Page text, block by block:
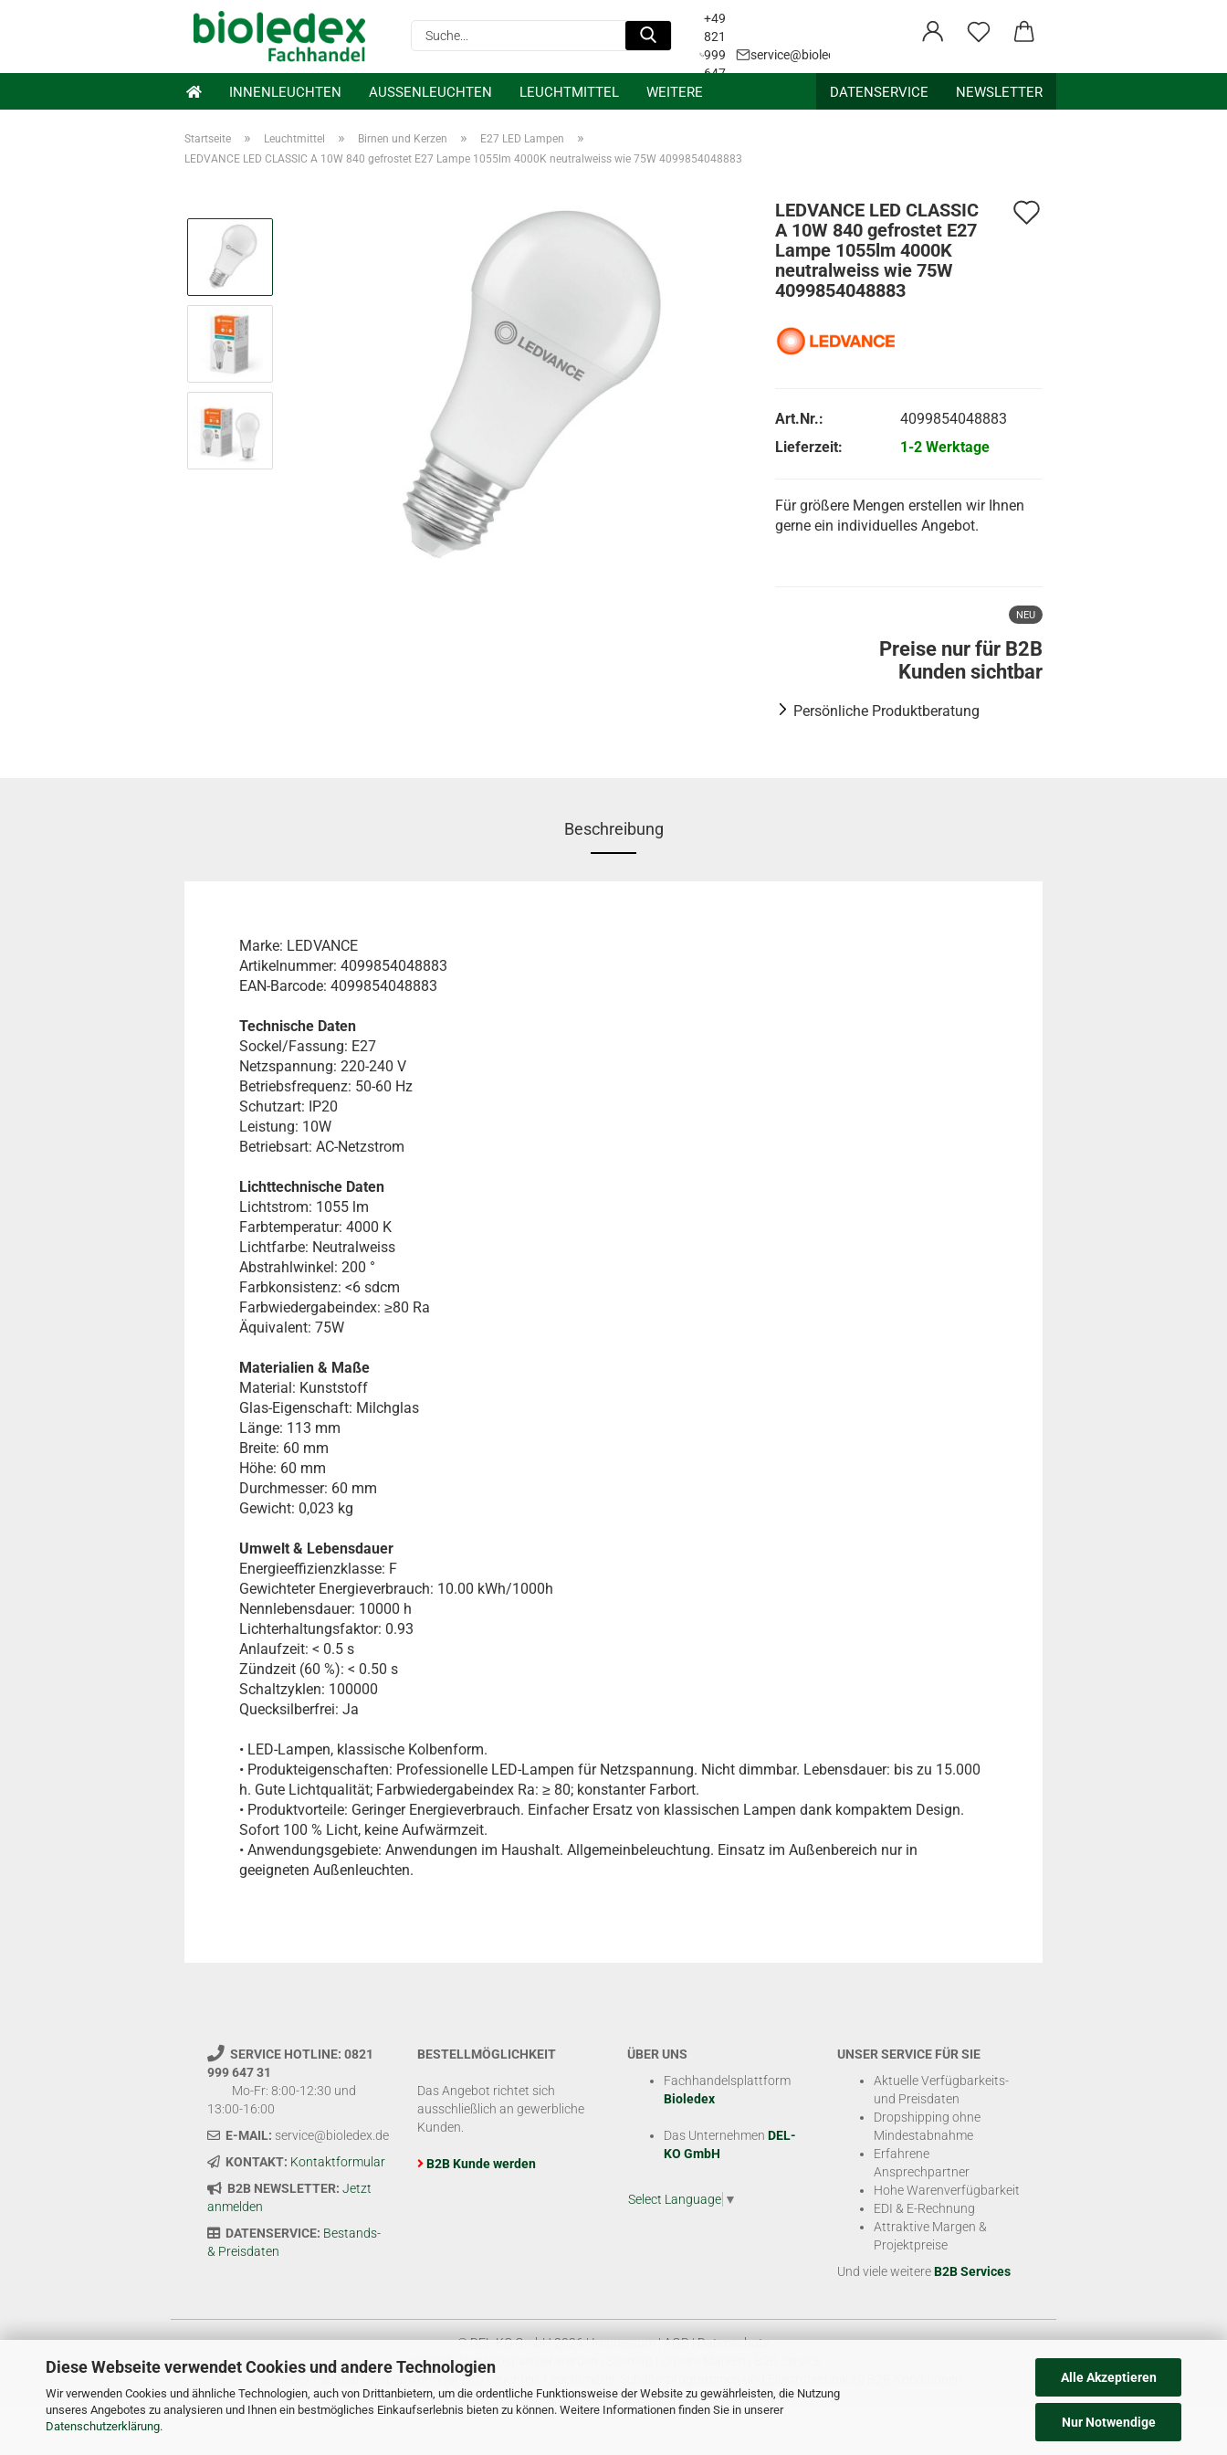
Diese Webseite verwendet Cookies und andere Technologien
Wir verwenden Cookies und ähnliche Technologien, auch von Drittanbietern, um die ordentliche Funktionsweise der Website zu gewährleisten, die Nutzung
unseres Angebotes zu analysieren und Ihnen ein bestmögliches Einkaufserlebnis bieten zu können. Weitere Informationen finden Sie in unserer
Datenschutzerklärung.
Alle Akzeptieren
Nur Notwendige
Suche...
+49
821
999
647
service@bioledex.de
INNENLEUCHTEN AUSSENLEUCHTEN LEUCHTMITTEL DATENSERVICE NEWSLETTER
WEITERE
Startseite » Leuchtmittel » Birnen und Kerzen » E27 LED Lampen »
LEDVANCE LED CLASSIC A 10W 840 gefrostet E27 Lampe 1055lm 4000K neutralweiss wie 75W 4099854048883
LEDVANCE LED CLASSIC
A 10W 840 gefrostet E27
Lampe 1055lm 4000K
neutralweiss wie 75W
4099854048883
Art.Nr.:
4099854048883
Lieferzeit:
1-2 Werktage
Für größere Mengen erstellen wir Ihnen
gerne ein individuelles Angebot.
NEU
Preise nur für B2B
Kunden sichtbar
Persönliche Produktberatung
Beschreibung
Marke: LEDVANCE
Artikelnummer: 4099854048883
EAN-Barcode: 4099854048883
Technische Daten
Sockel/Fassung: E27
Netzspannung: 220-240 V
Betriebsfrequenz: 50-60 Hz
Schutzart: IP20
Leistung: 10W
Betriebsart: AC-Netzstrom
Lichttechnische Daten
Lichtstrom: 1055 lm
Farbtemperatur: 4000 K
Lichtfarbe: Neutralweiss
Abstrahlwinkel: 200 °
Farbkonsistenz: <6 sdcm
Farbwiedergabeindex: ≥80 Ra
Äquivalent: 75W
Materialien & Maße
Material: Kunststoff
Glas-Eigenschaft: Milchglas
Länge: 113 mm
Breite: 60 mm
Höhe: 60 mm
Durchmesser: 60 mm
Gewicht: 0,023 kg
Umwelt & Lebensdauer
Energieeffizienzklasse: F
Gewichteter Energieverbrauch: 10.00 kWh/1000h
Nennlebensdauer: 10000 h
Lichterhaltungsfaktor: 0.93
Anlaufzeit: < 0.5 s
Zündzeit (60 %): < 0.50 s
Schaltzyklen: 100000
Quecksilberfrei: Ja
• LED-Lampen, klassische Kolbenform.
• Produkteigenschaften: Professionelle LED-Lampen für Netzspannung. Nicht dimmbar. Lebensdauer: bis zu 15.000
h. Gute Lichtqualität; Farbwiedergabeindex Ra: ≥ 80; konstanter Farbort.
• Produktvorteile: Geringer Energieverbrauch. Einfacher Ersatz von klassischen Lampen dank kompaktem Design.
Sofort 100 % Licht, keine Aufwärmzeit.
• Anwendungsgebiete: Anwendungen im Haushalt. Allgemeinbeleuchtung. Einsatz im Außenbereich nur in
geeigneten Außenleuchten.
SERVICE HOTLINE: 0821
999 647 31
Mo-Fr: 8:00-12:30 und
13:00-16:00
E-MAIL: service@bioledex.de
KONTAKT: Kontaktformular
B2B NEWSLETTER: Jetzt
anmelden
DATENSERVICE: Bestands-
& Preisdaten
BESTELLMÖGLICHKEIT
Das Angebot richtet sich
ausschließlich an gewerbliche
Kunden.
B2B Kunde werden
ÜBER UNS
Fachhandelsplattform
Bioledex
Das Unternehmen DEL-
KO GmbH
Select Language ▼
UNSER SERVICE FÜR SIE
Aktuelle Verfügbarkeits-
und Preisdaten
Dropshipping ohne
Mindestabnahme
Erfahrene
Ansprechpartner
Hohe Warenverfügbarkeit
EDI & E-Rechnung
Attraktive Margen &
Projektpreise
Und viele weitereB2B Services
© DEL-KO GmbH 2026 |Impressum|AGB|Datenschutz
Kontakt|Vertriebspartner werden
Bioledex Fachhandelsplattform für LED Leuchten, Leuchtmittel, Schalterprogrammen und Elektrotechnik zu B2B Konditionen.